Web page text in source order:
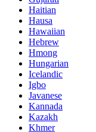
Haitian
Hausa
Hawaiian
Hebrew
Hmong
Hungarian
Icelandic
Igbo
Javanese
Kannada
Kazakh
Khmer